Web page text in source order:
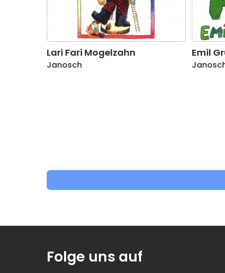
Lari Fari Mogelzahn
Janosch
Emil
Folge uns auf